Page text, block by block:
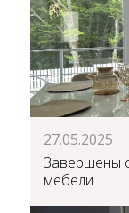
27.05.2025
Завершены
мебели